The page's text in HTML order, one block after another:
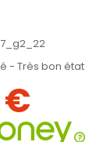
- Très bon état
€